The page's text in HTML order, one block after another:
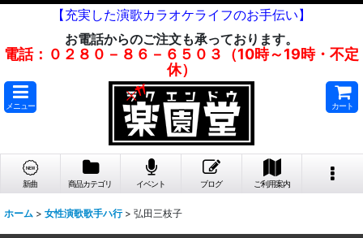
【充実した演歌カラオケライフのお手伝い】
お電話からのご注文も承っております。
電話：０２８０－８６－６５０３（10時～19時・不定
休）
メニュー カート
新曲 商品カテゴリ イベント ブログ ご利用案内
ホーム > 女性演歌歌手ハ行 > 弘田三枝子